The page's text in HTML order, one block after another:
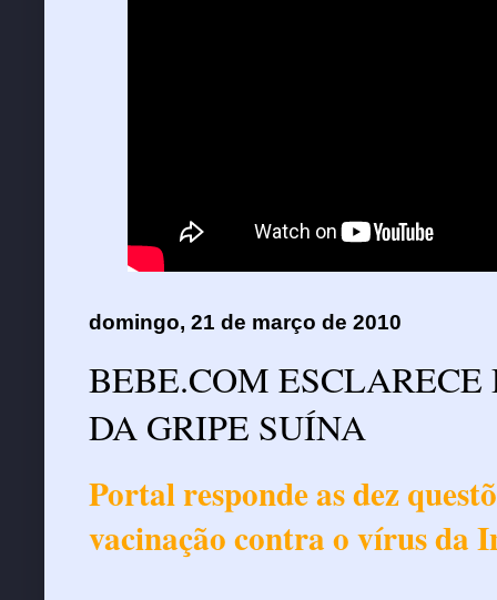
domingo, 21 de março de 2010
BEBE.COM
DA GRIPE SUÍNA
Portal responde as dez
vacinação contra o vírus da